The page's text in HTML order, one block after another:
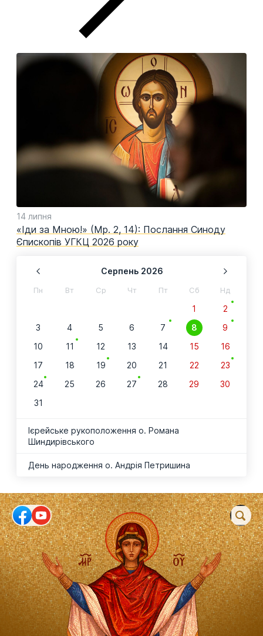
14 липня
«Іди за Мною!» (Мр. 2, 14): Послання Синоду
Єпископів УГКЦ 2026 року
Серпень 2026
Пн Вт Ср Чт Пт Сб Нд
1
2
3
4 5 6 7 8
9
10
11 12 13 14 15
16
17
18 19 20 21 22
23
24
25 26 27 28 29
30
31
Ієрейське рукоположення о. Романа
Шиндирівського
День народження о. Андрія Петришина